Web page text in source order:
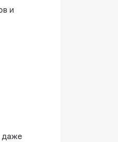
и
даже